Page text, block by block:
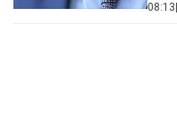
08:13